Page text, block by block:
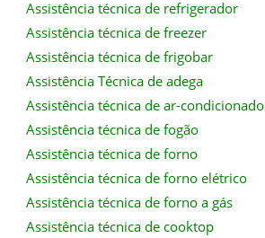
Assistência técnica de refrigerador
Assistência técnica de freezer
Assistência técnica de frigobar
Assistência Técnica de adega
Assistência técnica de ar-condicionado
Assistência técnica de fogão
Assistência técnica de forno
Assistência técnica de forno elétrico
Assistência técnica de forno a gás
Assistência técnica de cooktop